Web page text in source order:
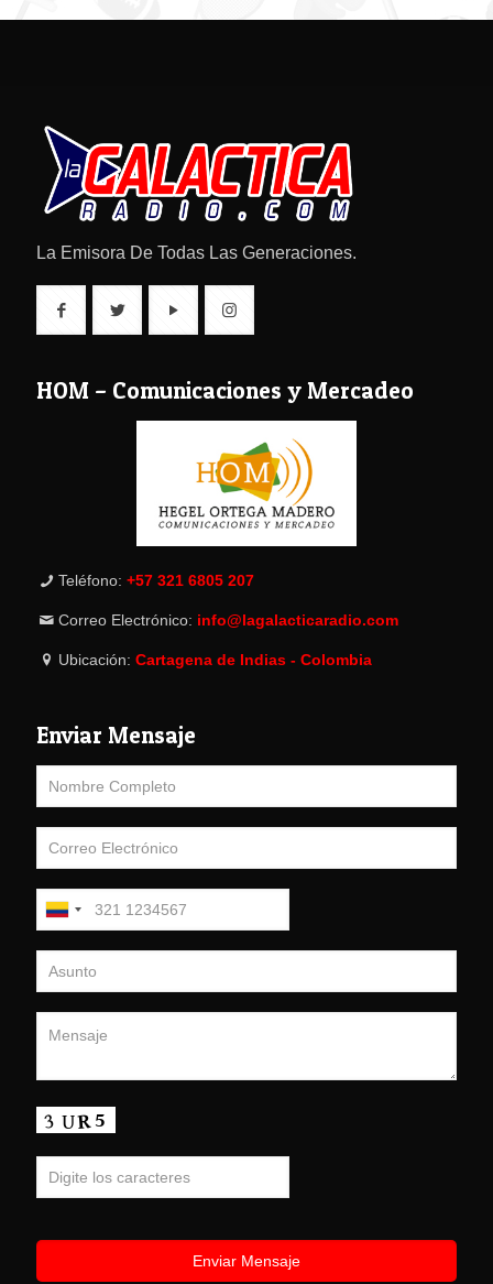
La Emisora De Todas Las Generaciones.
HOM – Comunicaciones y Mercadeo
Teléfono: +57 321 6805 207
Correo Electrónico: info@lagalacticaradio.com
Ubicación: Cartagena de Indias - Colombia
Enviar Mensaje